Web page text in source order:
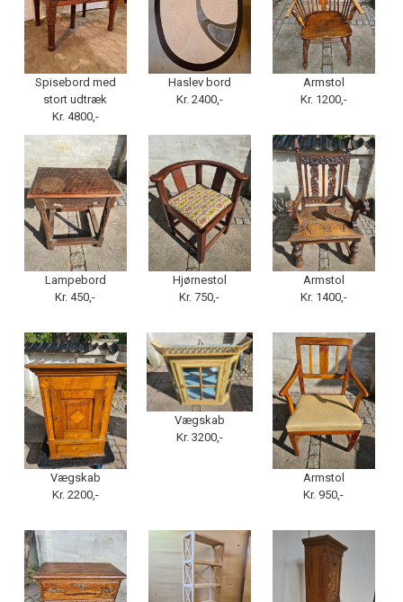
Spisebord med
stort udtræk
Kr. 4800,-
Haslev bord
Kr. 2400,-
Armstol
Kr. 1200,-
Lampebord
Kr. 450,-
Hjørnestol
Kr. 750,-
Armstol
Kr. 1400,-
Vægskab
Kr. 2200,-
Vægskab
Kr. 3200,-
Armstol
Kr. 950,-